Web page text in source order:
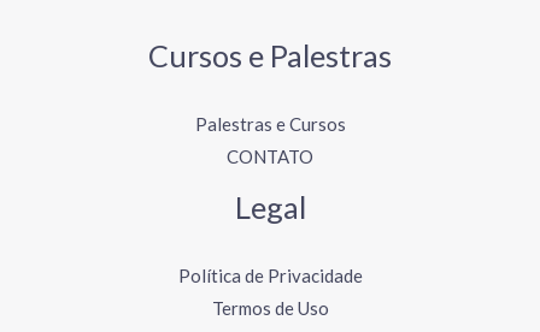
Cursos e Palestras
Palestras e Cursos
CONTATO
Legal
Política de Privacidade
Termos de Uso